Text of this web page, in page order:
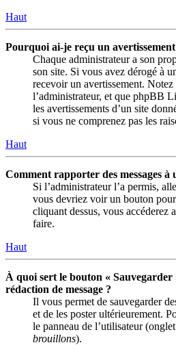
Haut
Pourquoi ai-je reçu un
Chaque administrateur a son
son site. Si vous avez dérogé à
recevoir un avertissement. Notez
l’administrateur, et que phpBB
les avertissements d’un site
si vous ne comprenez pas les
Haut
Comment rapporter des messages à
Si l’administrateur l’a permis,
vous devriez voir un bouton
cliquant dessus, vous accéderez
faire.
Haut
À quoi sert le bouton « Sauvegarder
rédaction de message ?
Il vous permet de sauvegarder
et de les poster ultérieurement.
le panneau de l’utilisateur (onglet
brouillons).